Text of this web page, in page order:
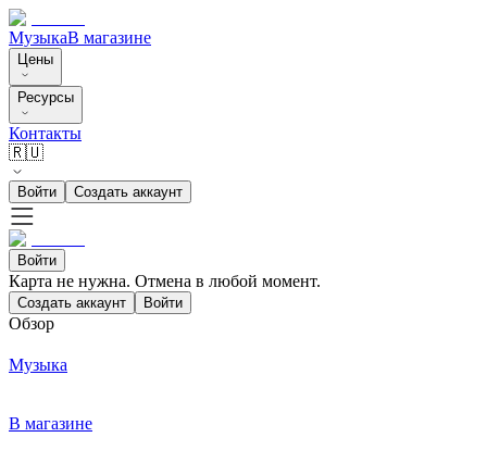
МузыкаВ магазине
Цены
Ресурсы
Контакты
🇷🇺
Войти Создать аккаунт
Войти
Карта не нужна. Отмена в любой момент.
Создать аккаунт Войти
Обзор
Музыка
В магазине